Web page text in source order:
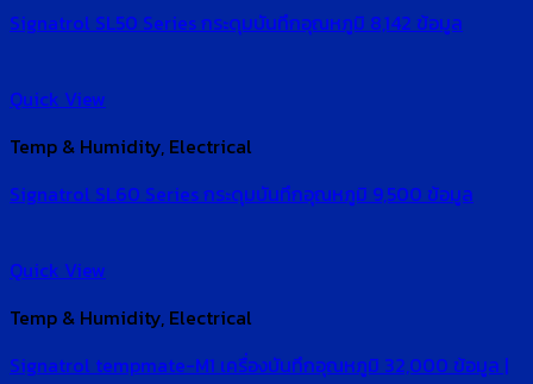
Signatrol SL50 Series กระดุมบันทึกอุณหภูมิ 8,142 ข้อมูล
Quick View
Temp & Humidity, Electrical
Signatrol SL60 Series กระดุมบันทึกอุณหภูมิ 9,500 ข้อมูล
Quick View
Temp & Humidity, Electrical
Signatrol tempmate-M1 เครื่องบันทึกอุณหภูมิ 32,000 ข้อมูล |